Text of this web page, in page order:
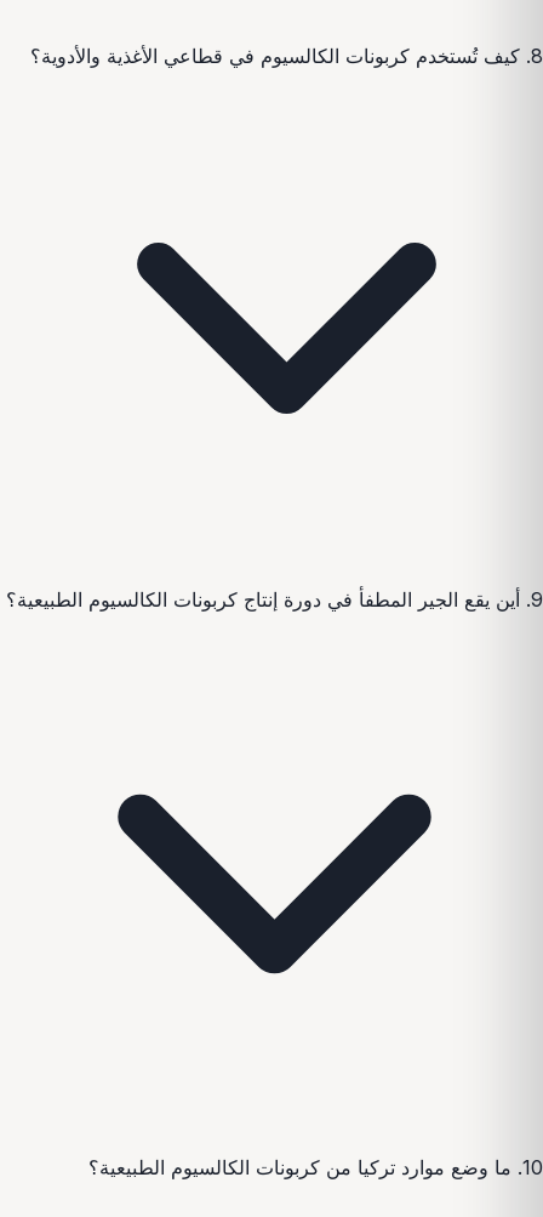
8. كيف تُستخدم كربونات الكالسيوم في قطاعي الأغذية والأدوية؟
9. أين يقع الجير المطفأ في دورة إنتاج كربونات الكالسيوم الطبيعية؟
10. ما وضع موارد تركيا من كربونات الكالسيوم الطبيعية؟